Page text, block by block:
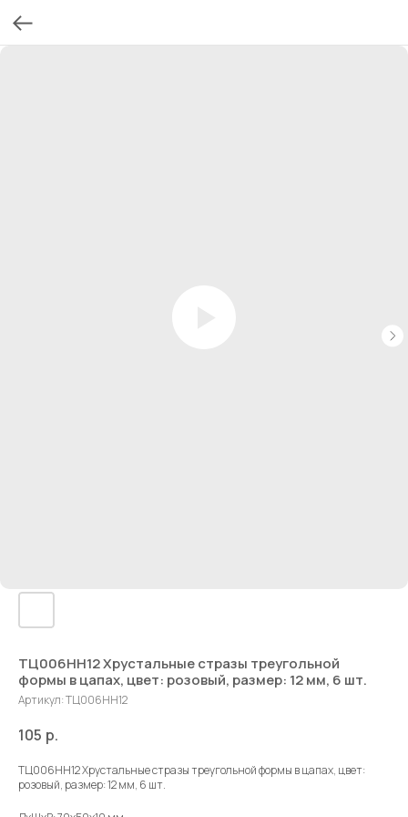
ТЦ006НН12 Хрустальные стразы треугольной
формы в цапах, цвет: розовый, размер: 12 мм, 6 шт.
Артикул:ТЦ006НН12
105 р.
ТЦ006НН12 Хрустальные стразы треугольной формы в цапах, цвет:
розовый, размер: 12 мм, 6 шт.